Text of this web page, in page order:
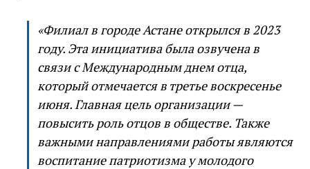
«Филиал в городе Астане открылся в 2023
году. Эта инициатива была озвучена в
связи с Международным днем отца,
который отмечается в третье воскресенье
июня. Главная цель организации —
повысить роль отцов в обществе. Также
важными направлениями работы являются
воспитание патриотизма у молодого